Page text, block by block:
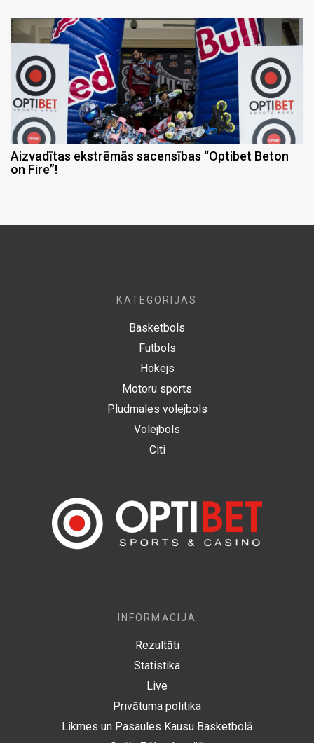
Aizvadītas ekstrēmās sacensības “Optibet Beton
on Fire”!
KATEGORIJAS
Basketbols
Futbols
Hokejs
Motoru sports
Pludmales volejbols
Volejbols
Citi
INFORMĀCIJA
Rezultāti
Statistika
Live
Privātuma politika
Likmes un Pasaules Kausu Basketbolā